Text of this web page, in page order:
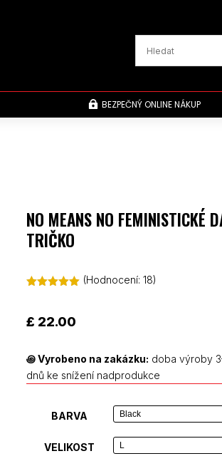
 BEZPEČNÝ ONLINE NÁKUP
NO MEANS NO FEMINISTICKÉ
TRIČKO
základě
hodnocení
(Hodnocení: 18)
£ 22.00
꩜Vyrobeno na zakázku: doba výroby
dnů ke snížení nadprodukce
BARVA
VELIKOST